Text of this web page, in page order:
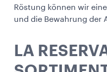
Röstung können wir
und die Bewahrung der
LA